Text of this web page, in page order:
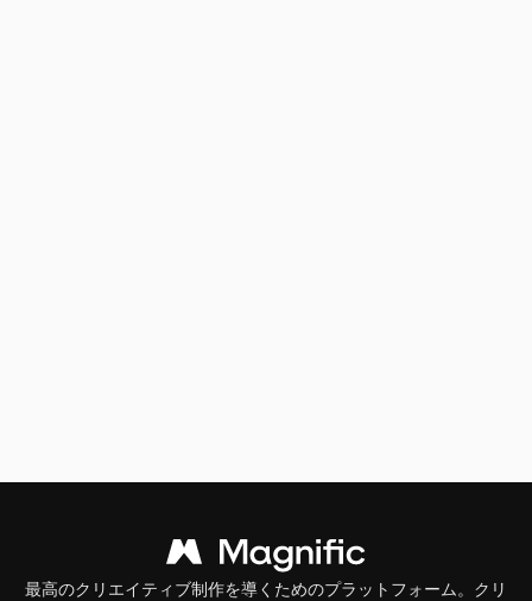
最高のクリエイティブ制作を導くためのプラットフォーム。クリ